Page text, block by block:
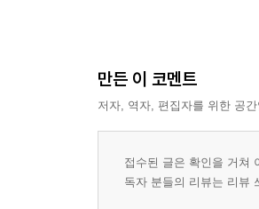
만든 이 코멘트
저자, 역자, 편집자를 위한 공
접수된 글은 확인을 거쳐
독자 분들의 리뷰는 리뷰